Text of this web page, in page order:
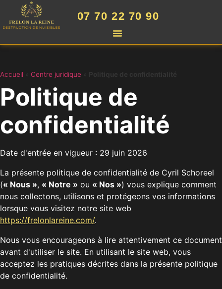
07 70 22 70 90
Accueil Centre juridique
Politique de
confidentialité
Date d'entrée en vigueur : 29 juin 2026
La présente politique de confidentialité de Cyril Schoreel
(« Nous », « Notre » ou « Nos ») vous explique comment
nous collectons, utilisons et protégeons vos informations
lorsque vous visitez notre site web
https://frelonlareine.com/.
Nous vous encourageons à lire attentivement ce document
avant d'utiliser le site. En utilisant le site web, vous
acceptez les pratiques décrites dans la présente politique
de confidentialité.